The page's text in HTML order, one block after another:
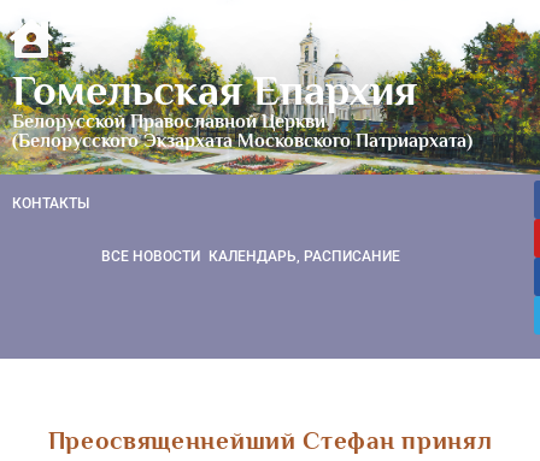
Гомельская Епархия
Белорусской Православной Церкви
(Белорусского Экзархата Московского Патриархата)
КОНТАКТЫ
ВСЕ НОВОСТИ КАЛЕНДАРЬ, РАСПИСАНИЕ
Преосвященнейший Стефан принял